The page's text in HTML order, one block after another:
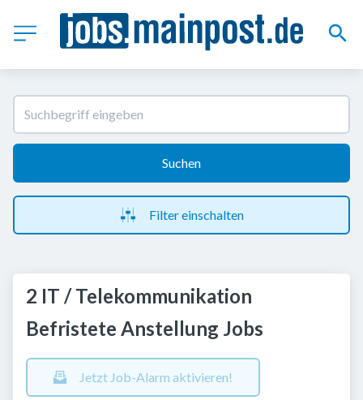
Suchen
Filter einschalten
2 IT / Telekommunikation
Befristete Anstellung Jobs
Jetzt Job-Alarm aktivieren!